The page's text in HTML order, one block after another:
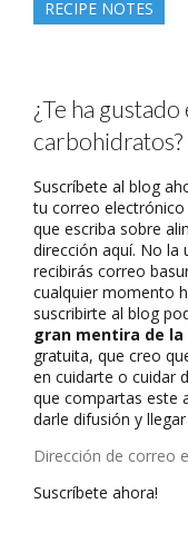
RECIPE NOTES
¿Te ha
carbohidratos?
Suscríbete al blog
tu correo
que escriba sobre
dirección aquí. No la
recibirás correo
cualquier momento
suscribirte al blog
gran mentira de
gratuita, que creo
en cuidarte o cuidar
que compartas este
darle difusión y
Dirección
correo
Suscríbete ahora!